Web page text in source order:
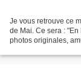
Je vous retrouve ce
de Mai. Ce sera :
photos originales,